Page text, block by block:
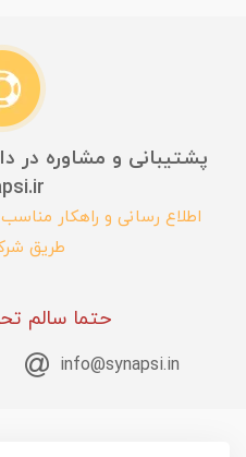
پشتیبانی و مشاوره در
اطلاع رسانی و راهکار
طریق
حتما سالم
info@synapsi.in